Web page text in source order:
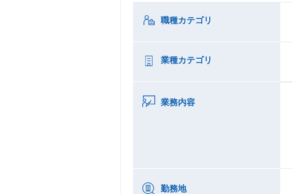
職種カテゴリ
業種カテゴリ
業務内容
勤務地